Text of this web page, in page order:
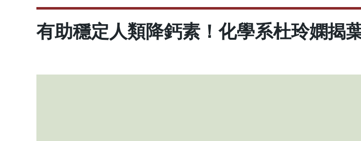
有助穩定人類降鈣素！化學系杜玲嫻揭